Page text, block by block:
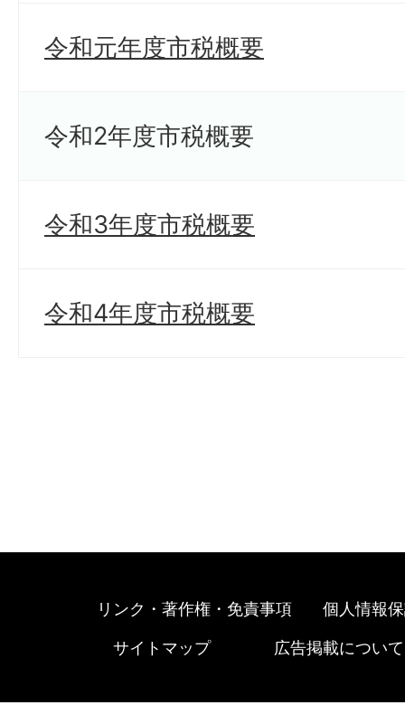
令和元年度市税概要
令和2年度市税概要
令和3年度市税概要
令和4年度市税概要
リンク・著作権・免責事項 個人情報
サイトマップ 広告掲載について